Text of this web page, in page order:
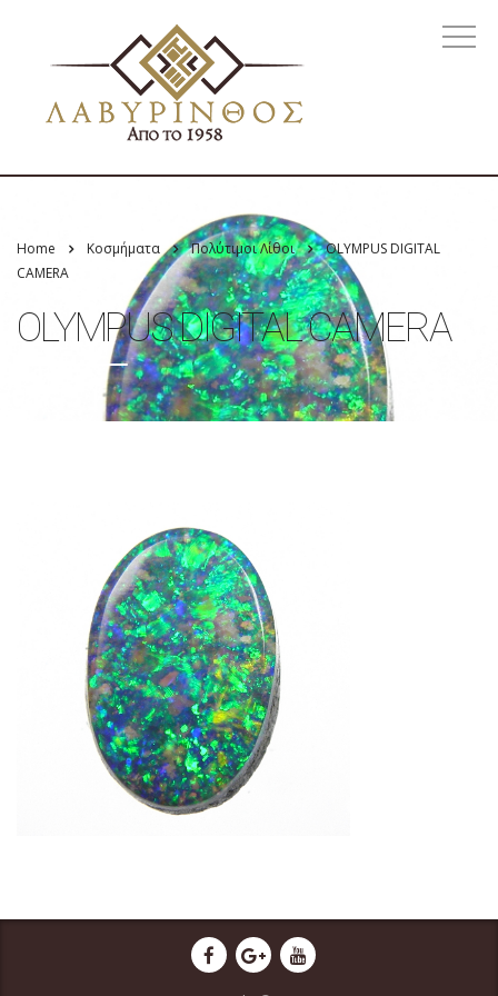
Home Κοσμήματα Πολύτιμοι Λίθοι
OLYMPUS DIGITAL
CAMERA
OLYMPUS DIGITAL CAMERA